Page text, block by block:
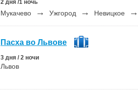
2 дня /1 ночь
Мукачево → Ужгород → Невицкое
Пасха во Львове
3 дня / 2 ночи
Львов